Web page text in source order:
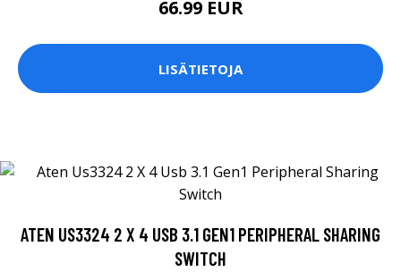
66.99 EUR
LISÄTIETOJA
ATEN US3324 2 X 4 USB 3.1 GEN1 PERIPHERAL SHARING
SWITCH